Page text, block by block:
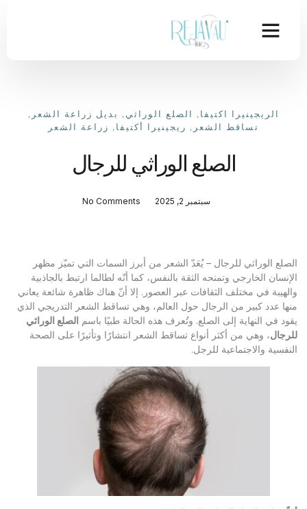
الريجينيرا اكتيفا , الصلع الوراثي , بديل زراعة الشعر ,
تساقط الشعر , ريجينيرا أكتيفا , زراعة الشعر
الصلع الوراثي للرجال
سبتمبر 2, 2025 No Comments
الصلع الوراثي للرجال – يُعَدّ الشعر من أبرز السمات التي تميّز مظهر
الإنسان الخارجي وتمنحه الثقة بالنفس، كما أنّه لطالما ارتبط بالجاذبية
والهيبة في مختلف الثقافات عبر العصور. إلا أنّ هناك ظاهرة شائعة يعاني
منها عدد كبير من الرجال حول العالم، وهي تساقط الشعر التدريجي الذي
يقود في النهاية إلى الصلع. وتُعرف هذه الحالة طبيًا باسم الصلع الوراثي
للرجال، وهي من أكثر أنواع تساقط الشعر انتشارًا وتأثيرًا على الصحة
النفسية والاجتماعية للرجل.